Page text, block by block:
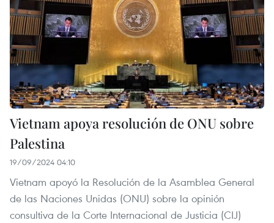
Vietnam apoya resolución de ONU sobre
Palestina
19/09/2024 04:10
Vietnam apoyó la Resolución de la Asamblea General
de las Naciones Unidas (ONU) sobre la opinión
consultiva de la Corte Internacional de Justicia (CIJ)